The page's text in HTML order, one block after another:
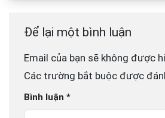
Để lại một bình luận
Email của bạn sẽ không được
Các trường bắt buộc được
Bình luận *